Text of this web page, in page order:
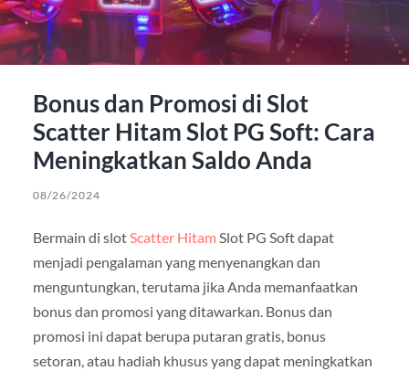
Bonus dan Promosi di Slot
Scatter Hitam Slot PG Soft: Cara
Meningkatkan Saldo Anda
08/26/2024
Bermain di slotScatter Hitam Slot PG Soft dapat
menjadi pengalaman yang menyenangkan dan
menguntungkan, terutama jika Anda memanfaatkan
bonus dan promosi yang ditawarkan. Bonus dan
promosi ini dapat berupa putaran gratis, bonus
setoran, atau hadiah khusus yang dapat meningkatkan